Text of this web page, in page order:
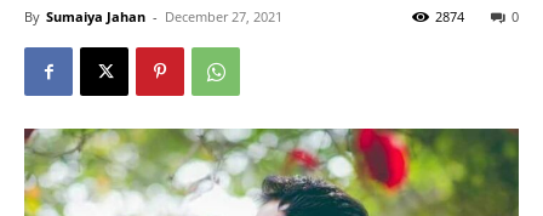
By Sumaiya Jahan - December 27, 2021 0
2874